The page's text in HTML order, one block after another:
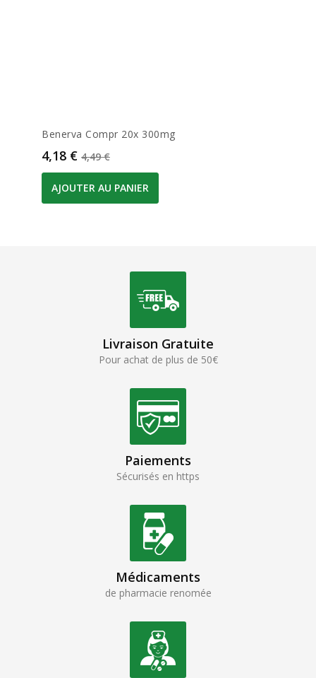
Benerva Compr 20x 300mg
Prix
4,18 € Prix de base
4,49 €
AJOUTER AU PANIER
Livraison Gratuite
Pour achat de plus de 50€
Paiements
Sécurisés en https
Médicaments
de pharmacie renomée